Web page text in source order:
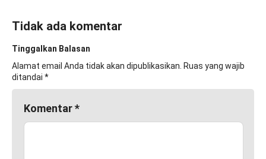
Tidak ada komentar
Tinggalkan Balasan
Alamat email Anda tidak akan dipublikasikan. Ruas yang wajib
ditandai *
Komentar*